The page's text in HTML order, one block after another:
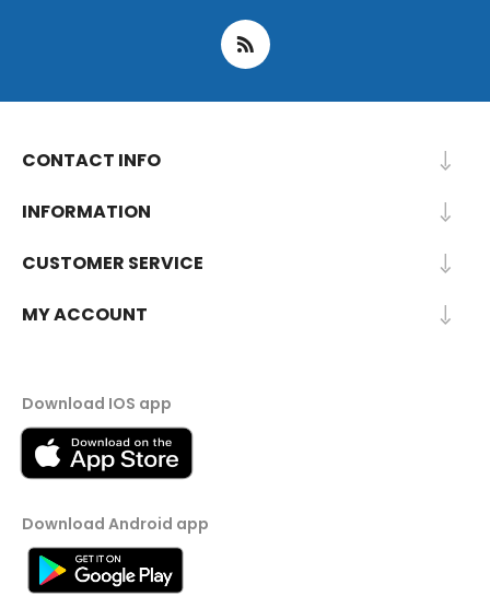
CONTACT INFO
INFORMATION
CUSTOMER SERVICE
MY ACCOUNT
Download IOS app
Download Android app